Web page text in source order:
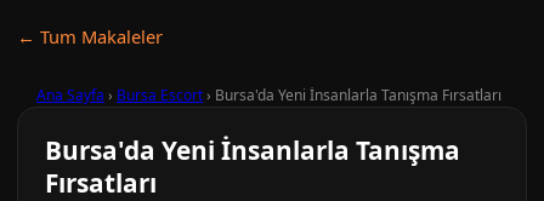
← Tum Makaleler
Ana Sayfa › Bursa Escort› Bursa'da Yeni İnsanlarla Tanışma Fırsatları
Bursa'da Yeni İnsanlarla Tanışma
Fırsatları